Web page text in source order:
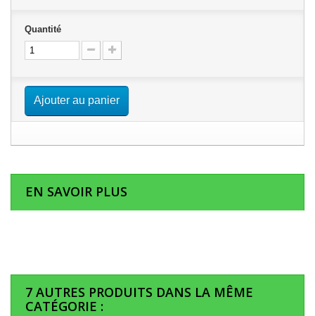
Quantité
Ajouter au panier
EN SAVOIR PLUS
7 AUTRES PRODUITS DANS LA MÊME
CATÉGORIE :